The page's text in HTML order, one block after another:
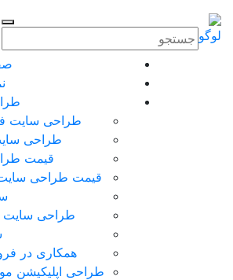
41658
صفحه اصلی
طراحی سایت
طراحی سایت فروشگاهی
طراحی سایت شرکتی
قیمت طراحی سایت
قیمت طراحی سایت وردپرس
طراحی سایت اختصاصی
همکاری در فروش(جدید)
طراحی اپلیکیشن موبایل PWA